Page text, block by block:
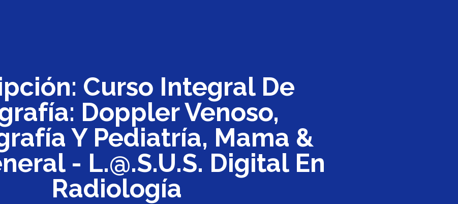
Curso Integral De
Doppler Venoso,
Y Pediatría, Mama &
- L.@.S.U.S. Digital En
Radiología